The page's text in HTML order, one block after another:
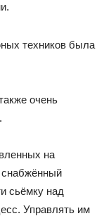
техников была
очень
на
снабжённый
сьёмку над
Управлять им